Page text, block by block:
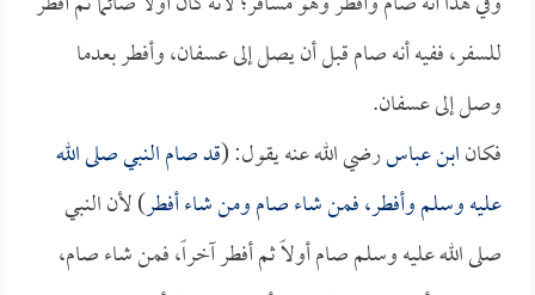
للسفر، ففيه أنه صام قبل أن يصل إلى عسفان، وأفطر بعدما
وصل إلى عسفان.
فكانابن عباسرضي الله عنه يقول: (قد صام النبي صلى الله
عليه وسلم وأفطر، فمن شاء صام ومن شاء أفطر) لأن النبي
صلى الله عليه وسلم صام أولاً ثم أفطر آخراً، فمن شاء صام،